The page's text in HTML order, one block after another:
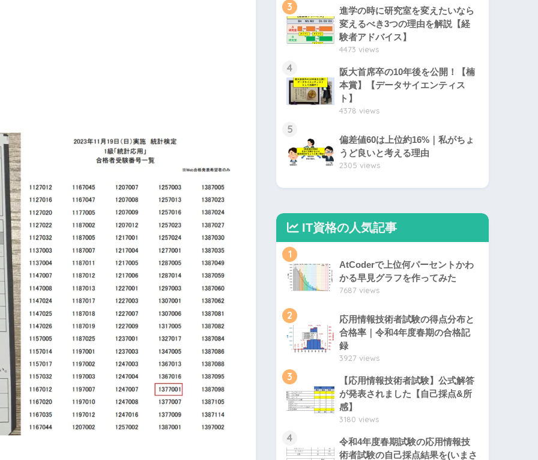
3
進学の時に研究室を変えたいなら
変えるべき3つの理由を解説【経
験者アドバイス】
4473 views
4
阪大首席卒の10年後を公開！【楠
本賞】【データサイエンティス
ト】
4378 views
5
偏差値60は上位約16%｜私がちょ
うど良いと考える理由
2305 views
IT資格の人気記事
1
AtCoderで上位何パーセントかわ
かる早見グラフを作ってみた
7687 views
2
応用情報技術者試験の得点分布と
合格率｜令和4年度春期の合格記
録
3927 views
3
【応用情報技術者試験】公式解答
が発表されました【自己採点&所
感】
3180 views
4
令和4年度春期試験の応用情報技
術者試験の自己採点結果を(いまさ